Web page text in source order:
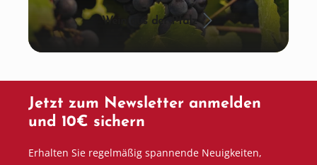
Wein aus der Pfalz
Jetzt zum Newsletter anmelden
und 10€ sichern
Erhalten Sie regelmäßig spannende Neuigkeiten,